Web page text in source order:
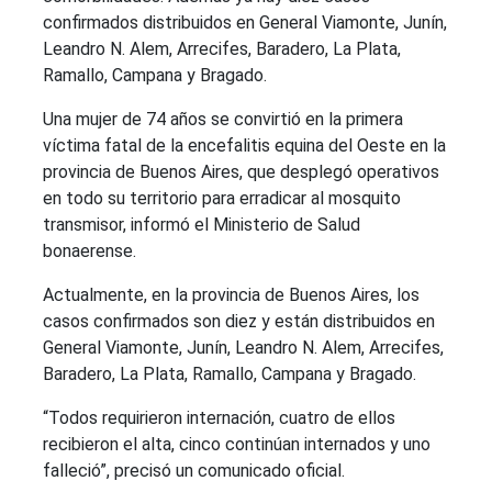
confirmados distribuidos en General Viamonte, Junín,
Leandro N. Alem, Arrecifes, Baradero, La Plata,
Ramallo, Campana y Bragado.
Una mujer de 74 años se convirtió en la primera
víctima fatal de la encefalitis equina del Oeste en la
provincia de Buenos Aires, que desplegó operativos
en todo su territorio para erradicar al mosquito
transmisor, informó el Ministerio de Salud
bonaerense.
Actualmente, en la provincia de Buenos Aires, los
casos confirmados son diez y están distribuidos en
General Viamonte, Junín, Leandro N. Alem, Arrecifes,
Baradero, La Plata, Ramallo, Campana y Bragado.
“Todos requirieron internación, cuatro de ellos
recibieron el alta, cinco continúan internados y uno
falleció”, precisó un comunicado oficial.